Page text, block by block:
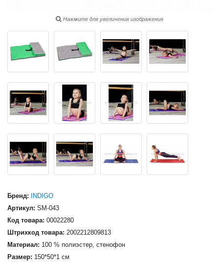
Нажмите для увеличения изображения
Бренд:
INDIGO
Артикул: SM-043
Код товара: 00022280
Штрихкод товара: 2002212809813
Материал: 100 % полиэстер, стенофон
Размер: 150*50*1 см